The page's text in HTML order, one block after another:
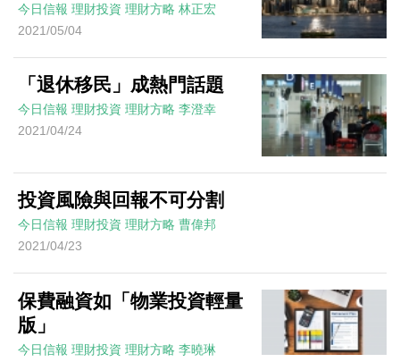
今日信報 理財投資 理財方略 林正宏
2021/05/04
「退休移民」成熱門話題
今日信報 理財投資 理財方略 李澄幸
2021/04/24
投資風險與回報不可分割
今日信報 理財投資 理財方略 曹偉邦
2021/04/23
保費融資如「物業投資輕量
版」
今日信報 理財投資 理財方略 李曉琳